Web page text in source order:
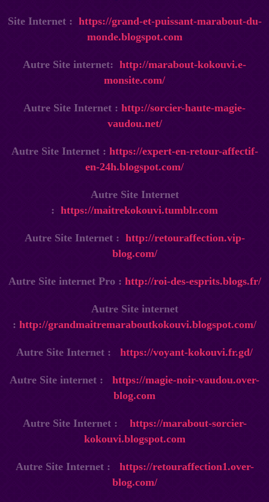
Site Internet : https://grand-et-puissant-marabout-du-
monde.blogspot.com
Autre Site internet: http://marabout-kokouvi.e-
monsite.com/
Autre Site Internet : http://sorcier-haute-magie-
vaudou.net/
Autre Site Internet : https://expert-en-retour-affectif-
en-24h.blogspot.com/
Autre Site Internet
: https://maitrekokouvi.tumblr.com
Autre Site Internet : http://retouraffection.vip-
blog.com/
Autre Site internet Pro : http://roi-des-esprits.blogs.fr/
Autre Site internet
: http://grandmaitremaraboutkokouvi.blogspot.com/
Autre Site Internet : https://voyant-kokouvi.fr.gd/
Autre Site internet : https://magie-noir-vaudou.over-
blog.com
Autre Site Internet :
https://marabout-sorcier-
kokouvi.blogspot.com
Autre Site Internet : https://retouraffection1.over-
blog.com/